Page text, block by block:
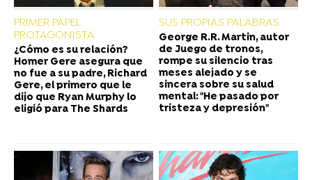
PRIMER PAPEL
PROTAGONISTA
¿Cómo es su relación?
Homer Gere asegura que
no fue a su padre, Richard
Gere, el primero que le
dijo que Ryan Murphy lo
eligió para The Shards
SUS PROPIAS PALABRAS
George R.R. Martin, autor
de Juego de tronos,
rompe su silencio tras
meses alejado y se
sincera sobre su salud
mental: "He pasado por
tristeza y depresión"